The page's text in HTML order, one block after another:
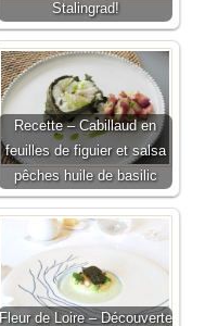
Stalingrad!
Recette – Cabillaud en
feuilles de figuier et salsa
pêches huile de basilic
Fleur de Loire – Découverte